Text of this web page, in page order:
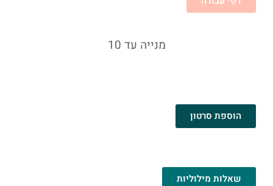
מנייה עד 10
הוספת סרטון
שאלות מילוליות